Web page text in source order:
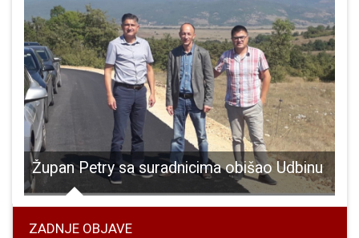
Župan Petry sa suradnicima obišao Udbinu
ZADNJE OBJAVE